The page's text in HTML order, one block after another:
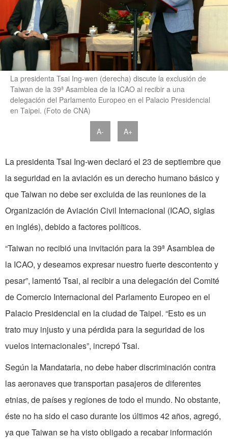
La presidenta Tsai Ing-wen (derecha) discute la exclusión de
Taiwan de la 39ª Asamblea de la ICAO al recibir a una
delegación del Parlamento Europeo en el Palacio Presidencial
en Taipei. (Foto de CNA)
A- A+
La presidenta Tsai Ing-wen declaró el 23 de septiembre que
la seguridad en la aviación es un derecho humano básico y
que Taiwan no debe ser excluida de las reuniones de la
Organización de Aviación Civil Internacional (ICAO, siglas
en inglés), debido a factores políticos.
“Taiwan no recibió una invitación para la 39ª Asamblea de
la ICAO, y deseamos expresar nuestro fuerte descontento y
pesar”, lamentó Tsai, al recibir a una delegación del Comité
de Comercio Internacional del Parlamento Europeo en el
Palacio Presidencial en la ciudad de Taipei. “Esto es un
trato muy injusto y una pérdida para la seguridad de los
vuelos internacionales”, increpó Tsai.
Según la Mandataria, no debe haber discriminación contra
las aeronaves que transportan pasajeros de diferentes
etnias, de países y regiones de todo el mundo. No obstante,
éste no ha sido el caso durante los últimos 42 años, agregó,
ya que Taiwan se ha visto obligado a recabar información